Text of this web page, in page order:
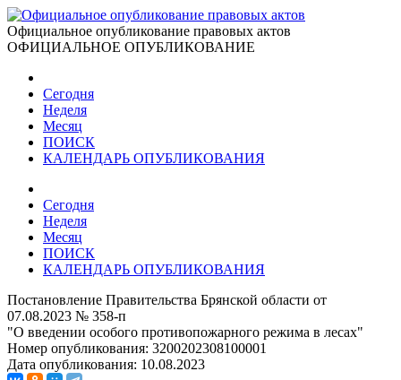
Официальное опубликование правовых актов
ОФИЦИАЛЬНОЕ ОПУБЛИКОВАНИЕ
Сегодня
Неделя
Месяц
ПОИСК
КАЛЕНДАРЬ ОПУБЛИКОВАНИЯ
Сегодня
Неделя
Месяц
ПОИСК
КАЛЕНДАРЬ ОПУБЛИКОВАНИЯ
Постановление Правительства Брянской области от
07.08.2023 № 358-п
"О введении особого противопожарного режима в лесах"
Номер опубликования: 3200202308100001
Дата опубликования: 10.08.2023